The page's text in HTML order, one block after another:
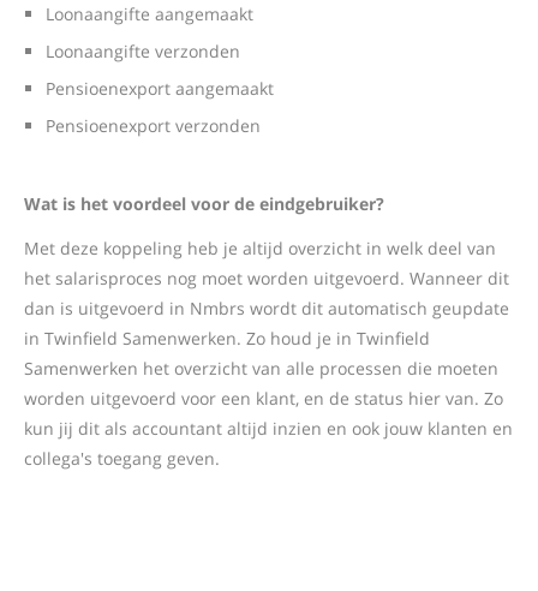
Loonaangifte aangemaakt
Loonaangifte verzonden
Pensioenexport aangemaakt
Pensioenexport verzonden
Wat is het voordeel voor de eindgebruiker?
Met deze koppeling heb je altijd overzicht in welk deel van
het salarisproces nog moet worden uitgevoerd. Wanneer dit
dan is uitgevoerd in Nmbrs wordt dit automatisch geupdate
in Twinfield Samenwerken. Zo houd je in Twinfield
Samenwerken het overzicht van alle processen die moeten
worden uitgevoerd voor een klant, en de status hier van. Zo
kun jij dit als accountant altijd inzien en ook jouw klanten en
collega's toegang geven.